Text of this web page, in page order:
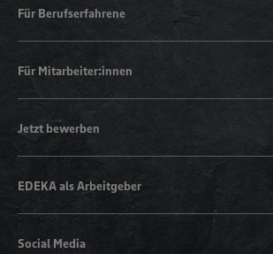
Für Berufserfahrene
Für Mitarbeiter:innen
Jetzt bewerben
EDEKA als Arbeitgeber
Social Media